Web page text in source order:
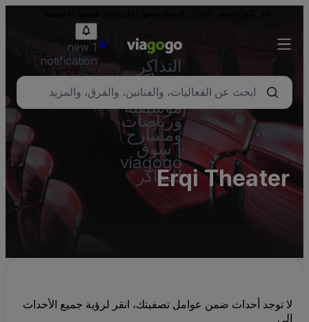
التذاكر
- تذاكر
حفلات
موسيقية
ورياضات
ومسارح
| سوق
viagogo
للتذاكر
1 new
notification
Erqi Theater
لا توجد أحداث ضمن عوامل تصفيتك، انقر لرؤية جميع الأحداث
الـ .